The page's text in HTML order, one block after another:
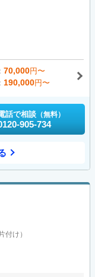
70,000円〜
190,000円〜
話で相談 （無料）
905-734
付け）